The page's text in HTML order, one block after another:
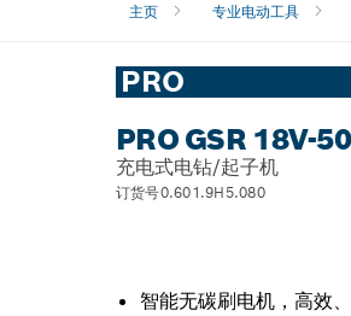
主页 专业电动工具
PRO
PRO GSR 18V-50
充电式电钻/起子机
订货号0.601.9H5.080
智能无碳刷电机，高效